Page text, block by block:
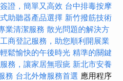
證，簡單又高效 台中排毒按摩
助聽器產品選擇 新竹撥筋技術
業清潔服務 散光問題的解決方
商登記服務，助您順利開展業
鬆愉快的午後時光 精準的關鍵
務，讓家居無瑕疵 新北市安養
務 台北外燴服務首選 應用程序